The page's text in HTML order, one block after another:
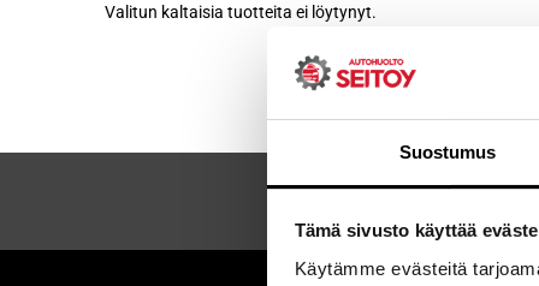
Suostumus
Tämä sivusto käyttää
Käytämme evästeitä
Valitun kaltaisia tuotteita ei löytynyt.